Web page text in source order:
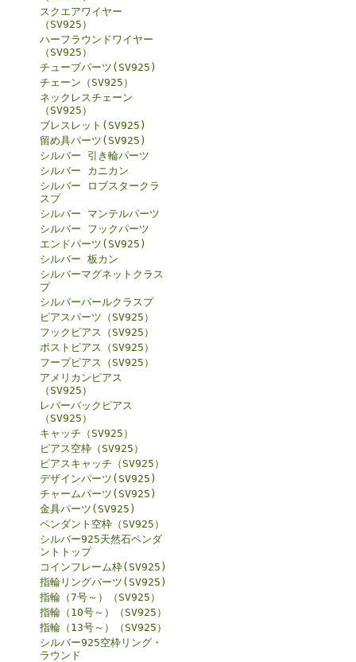
スクエアワイヤー
（SV925）
ハーフラウンドワイヤー
（SV925）
チューブパーツ(SV925)
チェーン（SV925）
ネックレスチェーン
（SV925）
ブレスレット(SV925)
留め具パーツ(SV925)
シルバー 引き輪パーツ
シルバー カニカン
シルバー ロブスタークラ
スプ
シルバー マンテルパーツ
シルバー フックパーツ
エンドパーツ(SV925)
シルバー 板カン
シルバーマグネットクラス
プ
シルバーパールクラスプ
ピアスパーツ（SV925）
フックピアス（SV925）
ポストピアス（SV925）
フープピアス（SV925）
アメリカンピアス
（SV925）
レバーバックピアス
（SV925）
キャッチ（SV925）
ピアス空枠（SV925）
ピアスキャッチ（SV925）
デザインパーツ(SV925)
チャームパーツ(SV925)
金具パーツ(SV925)
ペンダント空枠（SV925）
シルバー925天然石ペンダ
ントトップ
コインフレーム枠(SV925)
指輪リングパーツ(SV925)
指輪（7号～）（SV925）
指輪（10号～）（SV925）
指輪（13号～）（SV925）
シルバー925空枠リング・
ラウンド